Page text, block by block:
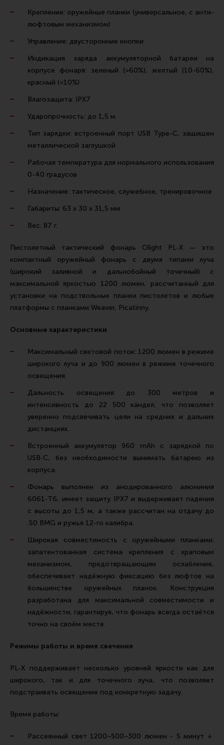
Подсумки
Перчатки
Разгрузочные системы и защита
Защита головы
Тактическая медицина
Чистка, уход за оружием и релоадинг
Оружейная химия
Инструменты и другие аксессуары
Шомполы и наборы для чистки
Ершики, вишеры, переходники
Патчи
Релоадинг
Линия Огня Медиа
Все разделы
Фотоотчеты
Крепление: оружейные планки (универсальное, с анти-
люфтовым механизмом)
Управление: двусторонние кнопки
Индикация заряда аккумуляторной батареи на
корпусе фонаря: зеленый (>60%), желтый (10-60%),
красный (<10%)
Влагозащита: IPX7
Ударопрочность: до 1,5 м
Тип зарядки: встроенный порт USB Type-C, защищен
металлической заглушкой
Рабочая температура для нормального использования
0-40 градусов
Назначение: тактическое, служебное, тренировочное
Габариты: 63 х 30 х 31,5 мм
Вес: 87 г.
Пистолетный тактический фонарь Olight PL‑X — это
компактный оружейный фонарь с двумя типами луча
(широкий заливной и дальнобойный точечный) с
максимальной яркостью 1200 люмен, рассчитанный для
установки на подствольные планки пистолетов и любые
платформы с планками Weaver, Picatinny.
Основные характеристики
Максимальный световой поток: 1200 люмен в режиме
широкого луча и до 900 люмен в режиме точечного
освещения.
Дальность освещения до 300 метров и
интенсивность до 22 500 кандел, что позволяет
уверенно подсвечивать цели на средних и дальних
дистанциях.
Встроенный аккумулятор 960 mAh с зарядкой по
USB‑C, без необходимости вынимать батарею из
корпуса.
Фонарь выполнен из анодированного алюминия
6061‑T6, имеет защиту IPX7 и выдерживает падения
с высоты до 1,5 м, а также рассчитан на отдачу до
.50 BMG и ружья 12-го калибра.
Широкая совместимость с оружейными планками:
запатентованная система крепления с храповым
механизмом, предотвращающим ослабление,
обеспечивает надёжную фиксацию без люфтов на
большинстве оружейных планок. Конструкция
разработана для максимальной совместимости и
надёжности, гарантируя, что фонарь всегда остаётся
точно на своём месте.
Режимы работы и время свечения
PL‑X поддерживает несколько уровней яркости как для
широкого, так и для точечного луча, что позволяет
подстраивать освещение под конкретную задачу.
Время работы:
Рассеянный свет 1200~500~300 люмен - 5 минут +